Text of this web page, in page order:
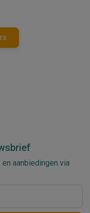
aanbiedingen via